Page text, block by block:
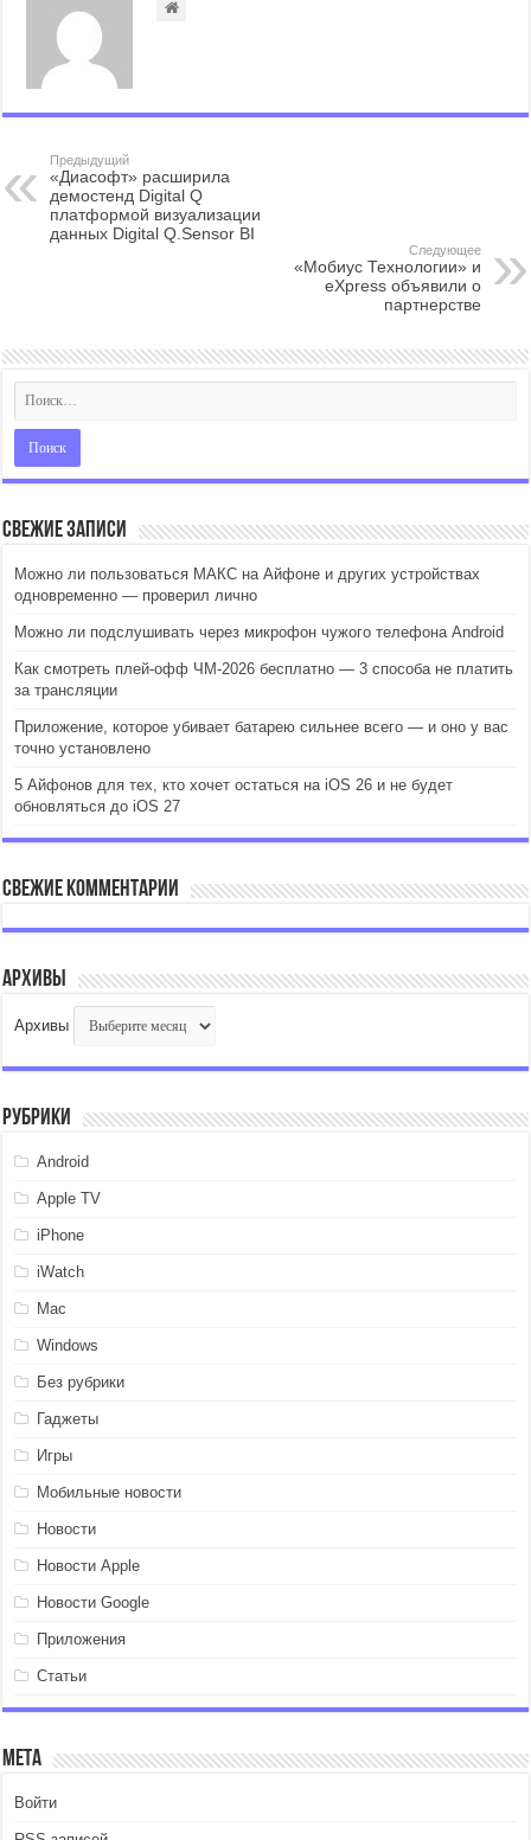
Предыдущий
«Диасофт» расширила
демостенд Digital Q
платформой визуализации
данных Digital Q.Sensor BI
Следующее
«Мобиус Технологии» и
eXpress объявили о
партнерстве
Свежие записи
Можно ли пользоваться МАКС на Айфоне и других устройствах
одновременно — проверил лично
Можно ли подслушивать через микрофон чужого телефона Android
Как смотреть плей-офф ЧМ-2026 бесплатно — 3 способа не платить
за трансляции
Приложение, которое убивает батарею сильнее всего — и оно у вас
точно установлено
5 Айфонов для тех, кто хочет остаться на iOS 26 и не будет
обновляться до iOS 27
Свежие комментарии
Архивы
Архивы
Рубрики
Android
Apple TV
iPhone
iWatch
Mac
Windows
Без рубрики
Гаджеты
Игры
Мобильные новости
Новости
Новости Apple
Новости Google
Приложения
Статьи
Мета
Войти